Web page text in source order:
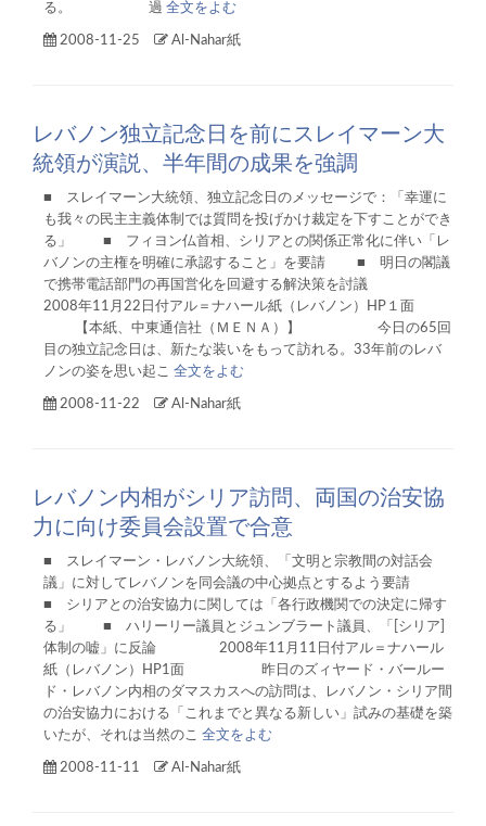
る。 過 全文をよむ
2008-11-25 Al-Nahar紙
レバノン独立記念日を前にスレイマーン大
統領が演説、半年間の成果を強調
■ スレイマーン大統領、独立記念日のメッセージで：「幸運に
も我々の民主主義体制では質問を投げかけ裁定を下すことができ
る」 ■ フィヨン仏首相、シリアとの関係正常化に伴い「レ
バノンの主権を明確に承認すること」を要請 ■ 明日の閣議
で携帯電話部門の再国営化を回避する解決策を討議
2008年11月22日付アル＝ナハール紙（レバノン）HP１面
【本紙、中東通信社（ＭＥＮＡ）】 今日の65回
目の独立記念日は、新たな装いをもって訪れる。33年前のレバ
ノンの姿を思い起こ 全文をよむ
2008-11-22 Al-Nahar紙
レバノン内相がシリア訪問、両国の治安協
力に向け委員会設置で合意
■ スレイマーン・レバノン大統領、「文明と宗教間の対話会
議」に対してレバノンを同会議の中心拠点とするよう要請
■ シリアとの治安協力に関しては「各行政機関での決定に帰す
る」 ■ ハリーリー議員とジュンブラート議員、「[シリア]
体制の嘘」に反論 2008年11月11日付アル＝ナハール
紙（レバノン）HP1面 昨日のズィヤード・バールー
ド・レバノン内相のダマスカスへの訪問は、レバノン・シリア間
の治安協力における「これまでと異なる新しい」試みの基礎を築
いたが、それは当然のこ 全文をよむ
2008-11-11 Al-Nahar紙